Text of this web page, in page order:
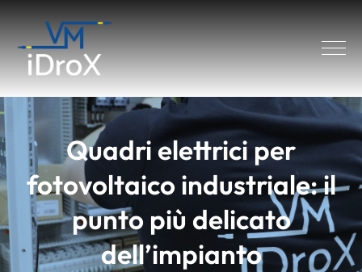
Quadri elettrici per
fotovoltaico industriale: il
punto più delicato
dell’impianto